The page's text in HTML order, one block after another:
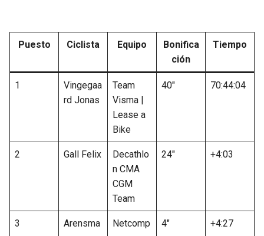
Puesto Ciclista Equipo
Bonifica
ción
Tiempo
1
Vingegaa
rd Jonas
Team
Visma |
Lease a
Bike
40″ 70:44:04
2 Gall Felix
Decathlo
n CMA
CGM
Team
24″ +4:03
3
Arensma
Netcomp
4″ +4:27